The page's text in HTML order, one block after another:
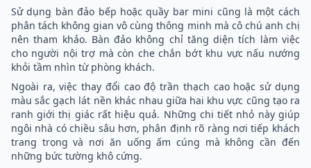
Sử dụng bàn đảo bếp hoặc quầy bar mini cũng là một cách
phân tách không gian vô cùng thông minh mà cô chú anh chị
nên tham khảo. Bàn đảo không chỉ tăng diện tích làm việc
cho người nội trợ mà còn che chắn bớt khu vực nấu nướng
khỏi tầm nhìn từ phòng khách.
Ngoài ra, việc thay đổi cao độ trần thạch cao hoặc sử dụng
màu sắc gạch lát nền khác nhau giữa hai khu vực cũng tạo ra
ranh giới thị giác rất hiệu quả. Những chi tiết nhỏ này giúp
ngôi nhà có chiều sâu hơn, phân định rõ ràng nơi tiếp khách
trang trọng và nơi ăn uống ấm cúng mà không cần đến
những bức tường khô cứng.